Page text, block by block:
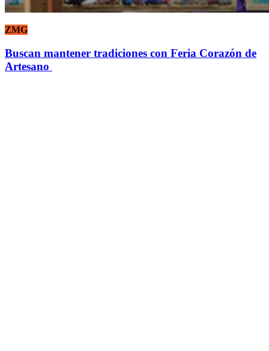
ZMG
Buscan mantener tradiciones con Feria Corazón de
Artesano